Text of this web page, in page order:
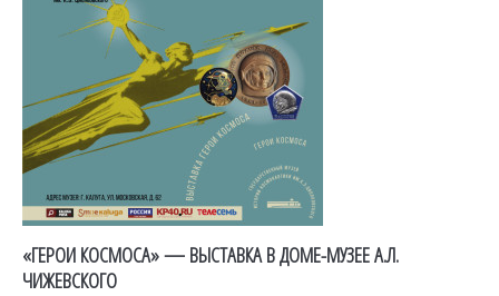
«ГЕРОИ КОСМОСА» — ВЫСТАВКА В ДОМЕ-МУЗЕЕ А.Л.
ЧИЖЕВСКОГО